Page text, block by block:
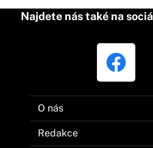
Najdete nás také na
O nás
Redakce